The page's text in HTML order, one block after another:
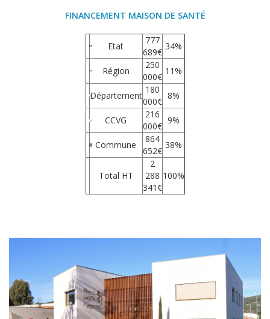
FINANCEMENT MAISON DE SANTÉ
Etat
777
689€
34%
Région
250
000€
11%
Département
180
000€
8%
CCVG
216
000€
9%
Commune
864
652€
38%
Total HT
2
288
341€
100%